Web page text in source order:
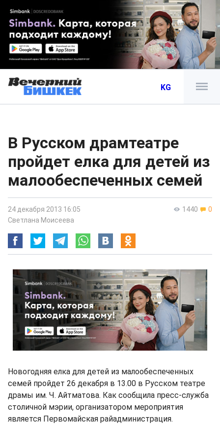
KG
В Русском драмтеатре
пройдет елка для детей из
малообеспеченных семей
1440 0
24 декабря 2013 16:05
Светлана Моисеева
Новогодняя елка для детей из малообеспеченных
семей пройдет 26 декабря в 13.00 в Русском театре
драмы им. Ч. Айтматова. Как сообщила пресс-служба
столичной мэрии, организатором мероприятия
является Первомайская райадминистрация.